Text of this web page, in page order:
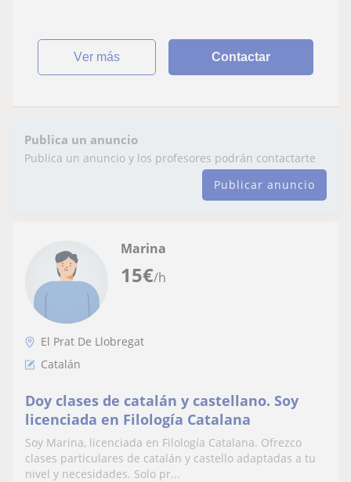
ver más Contactar
Publica un anuncio
Publica un anuncio y los profesores podrán contactarte
Publicar anuncio
15€/h
Marina
El Prat De Llobregat
Catalán
Doy clases de catalán y castellano. Soy
licenciada en Filología Catalana
Soy Marina, licenciada en Filología Catalana. Ofrezco
clases particulares de catalán y castello adaptadas a tu
nivel y necesidades. Solo pr...